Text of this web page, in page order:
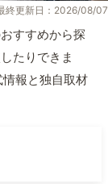
終更新日：2026/08/07
すすめから探
たりできま
報と独自取材